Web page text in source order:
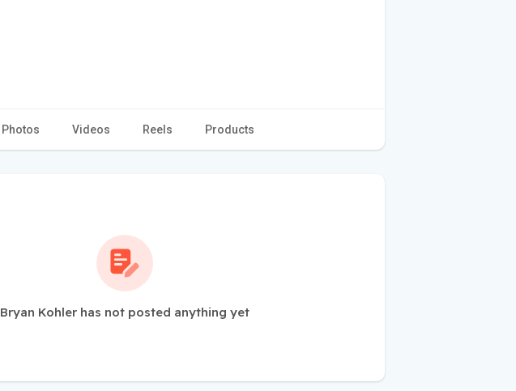
Photos Videos Reels Products
Bryan Kohler has not posted anything yet